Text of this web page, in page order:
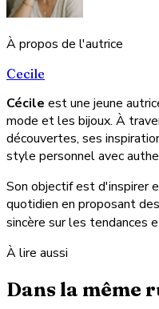
À propos de l'autrice
Cecile
Cécile est une jeune
mode et les bijoux. À
découvertes, ses
style personnel avec
Son objectif est d'inspirer
quotidien en proposant
sincère sur les tendances
À lire aussi
Dans la même